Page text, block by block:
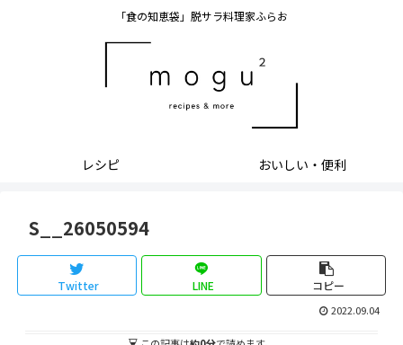
「食の知恵袋」脱サラ料理家ふらお
レシピ おいしい・便利
S__26050594
Twitter LINE コピー
2022.09.04